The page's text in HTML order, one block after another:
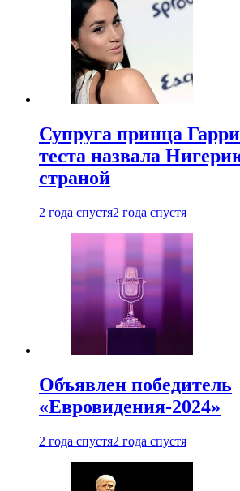
Супруга принца
теста назвала
страной
2 года спустя2 года спустя
Объявлен победитель
«Евровидения-2024»
2 года спустя2 года спустя